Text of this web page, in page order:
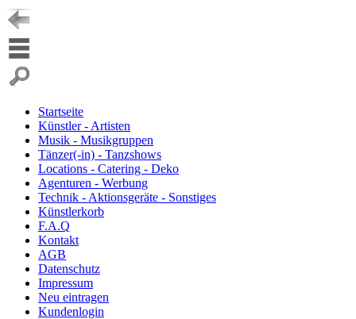
Startseite
Künstler - Artisten
Musik - Musikgruppen
Tänzer(-in) - Tanzshows
Locations - Catering - Deko
Agenturen - Werbung
Technik - Aktionsgeräte - Sonstiges
Künstlerkorb
F.A.Q
Kontakt
AGB
Datenschutz
Impressum
Neu eintragen
Kundenlogin